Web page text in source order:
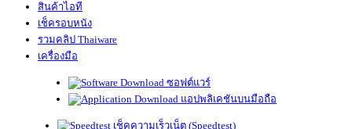
สินค้าไอที
เช็ครอบหนัง
รวมคลิป Thaiware
เครื่องมือ
ซอฟต์แวร์
แอปพลิเคชันบนมือถือ
เช็คความเร็วเน็ต (Speedtest)